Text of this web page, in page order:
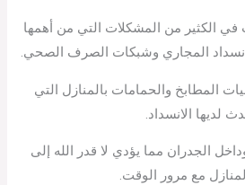
الكثير من المشكلات التي من أهمها
المجاري وشبكات الصرف الصحي.
المطابخ والحمامات بالمنازل التي
لديها الانسداد.
الجدران مما يؤدي لا قدر الله إلى
المنازل مع مرور الوقت.